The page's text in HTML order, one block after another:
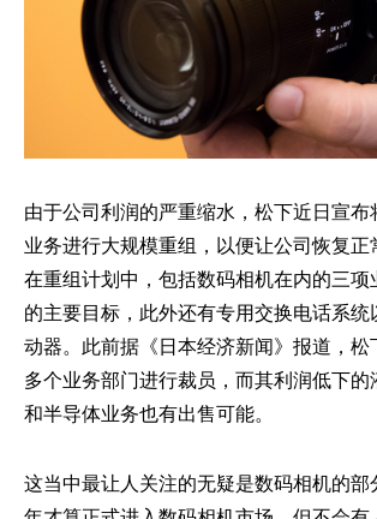
由于公司利润的严重缩水，松下近日宣布
业务进行大规模重组，以便让公司恢复正
在重组计划中，包括数码相机在内的三
的主要目标，此外还有专用交换电话系
动器。此前据《日本经济新闻》报道，
多个业务部门进行裁员，而其利润低下
和半导体业务也有出售可能。
这当中最让人关注的无疑是数码相机的